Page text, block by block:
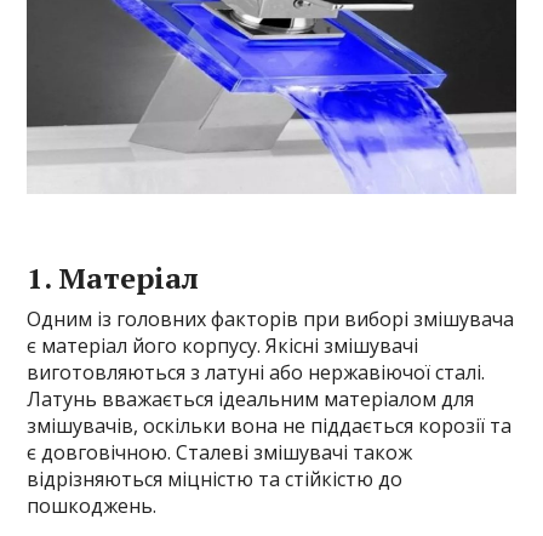
1. Матеріал
Одним із головних факторів при виборі змішувача
є матеріал його корпусу. Якісні змішувачі
виготовляються з латуні або нержавіючої сталі.
Латунь вважається ідеальним матеріалом для
змішувачів, оскільки вона не піддається корозії та
є довговічною. Сталеві змішувачі також
відрізняються міцністю та стійкістю до
пошкоджень.